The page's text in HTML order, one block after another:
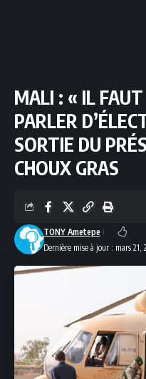
MALI : « IL
PARLER
SORTIE DU
CHOUX GRAS
Dernière mise à jour : mars 21,
TONY Ametepe